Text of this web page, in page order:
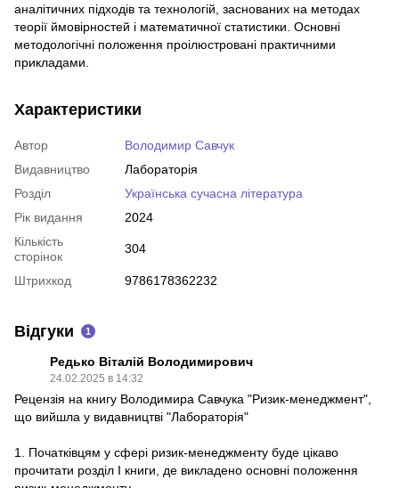
аналітичних підходів та технологій, заснованих на методах
теорії ймовірностей і математичної статистики. Основні
методологічні положення проілюстровані практичними
прикладами.
Характеристики
Автор
Володимир Савчук
Видавництво
Лабораторія
Розділ
Українська сучасна література
Рік видання
2024
Кількість
сторінок
304
Штрихкод 9786178362232
Відгуки 1
Редько Віталій Володимирович
24.02.2025 в 14:32
Рецензія на книгу Володимира Савчука "Ризик-менеджмент",
що вийшла у видавництві "Лабораторія"
1. Початківцям у сфері ризик-менеджменту буде цікаво
прочитати розділ І книги, де викладено основні положення